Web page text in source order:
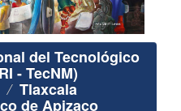
del Tecnológico
- TecNM)
Tlaxcala
de Apizaco